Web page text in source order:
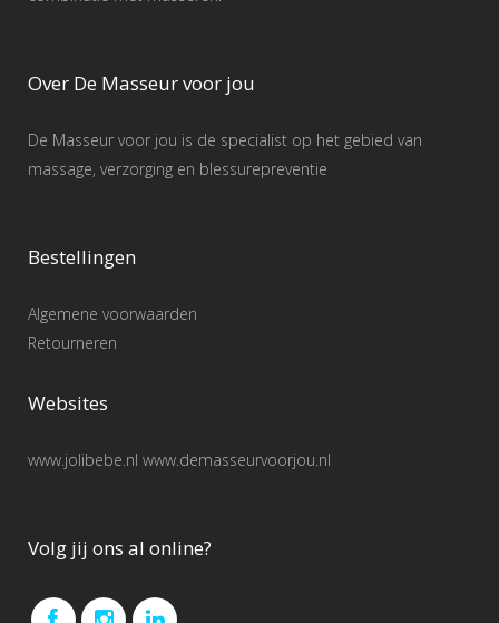
Over De Masseur voor jou
De Masseur voor jou is de specialist op het gebied van
massage, verzorging en blessurepreventie
Bestellingen
Algemene voorwaarden
Retourneren
Websites
www.jolibebe.nl www.demasseurvoorjou.nl
Volg jij ons al online?